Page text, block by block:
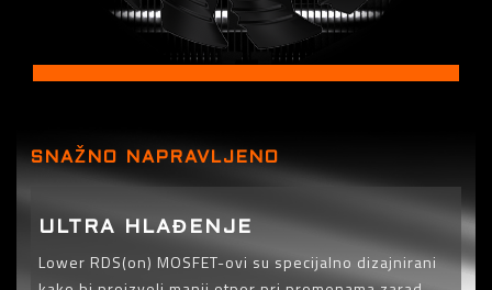
SNAŽNO NAPRAVLJENO
ULTRA HLAĐENJE
Lower RDS(on) MOSFET-ovi su specijalno dizajnirani